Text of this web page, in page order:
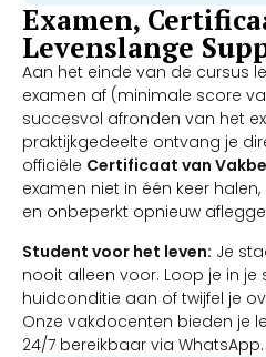
Examen,
Levenslange
Aan het einde van de cursus
examen af (minimale score
succesvol afronden van het
praktijkgedeelte ontvang je
officiële Certificaat van
examen niet in één keer
en onbeperkt opnieuw
Student voor het leven: Je
nooit alleen voor. Loop je in
huidconditie aan of twijfel je
Onze vakdocenten bieden je
24/7 bereikbaar via WhatsApp.